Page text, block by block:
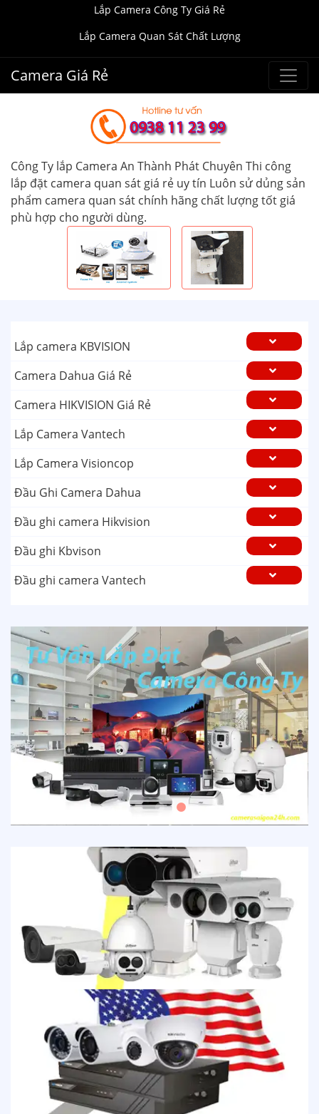
Lắp Camera Công Ty Giá Rẻ
Lắp Camera Quan Sát Chất Lượng
Camera Giá Rẻ
Công Ty lắp Camera An Thành Phát Chuyên Thi công
lắp đặt camera quan sát giá rẻ uy tín Luôn sử dủng sản
phẩm camera quan sát chính hãng chất lượng tốt giá
phù hợp cho người dùng.
Lắp camera KBVISION
Camera Dahua Giá Rẻ
Camera HIKVISION Giá Rẻ
Lắp Camera Vantech
Lắp Camera Visioncop
Đầu Ghi Camera Dahua
Đầu ghi camera Hikvision
Đầu ghi Kbvison
Đầu ghi camera Vantech